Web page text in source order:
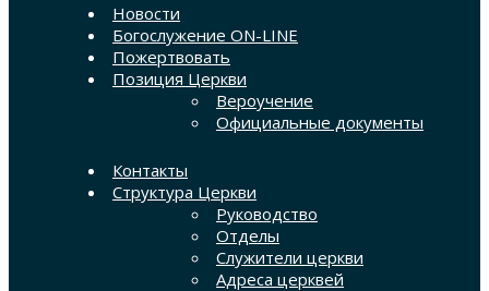
Новости
Богослужение ON-LINE
Пожертвовать
Позиция Церкви
Вероучение
Официальные документы
Контакты
Структура Церкви
Руководство
Отделы
Служители церкви
Адреса церквей